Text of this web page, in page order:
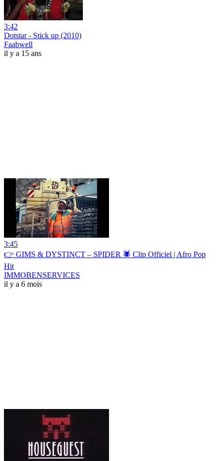
3:42
Dotstar - Stick up (2010)
Faabwell
il y a 15 ans
3:45
👉 GIMS & DYSTINCT – SPIDER 🕷️ Clip Officiel | Afro Pop
Hit
IMMOBENSERVICES
il y a 6 mois